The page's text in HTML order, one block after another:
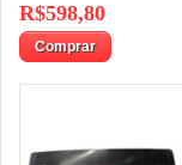
R$598,80
Comprar